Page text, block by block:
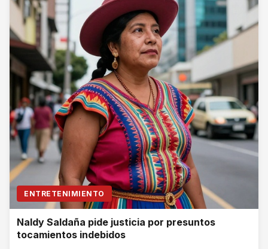
ENTRETENIMIENTO
Naldy Saldaña pide justicia por presuntos
tocamientos indebidos